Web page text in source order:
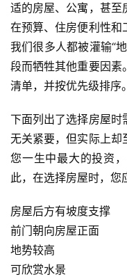
适的房屋、公寓，甚至
在预算、住房便利性和
我们很多人都被灌输“
段而牺牲其他重要因素
清单，并按优先级排序。
下面列出了选择房屋时
无关紧要，但实际上却
您一生中最大的投资
此，在选择房屋时，您
房屋后方有坡度支撑
前门朝向房屋正面
地势较高
可欣赏水景